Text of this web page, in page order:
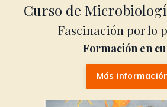
Curso de
Fascinación por lo
Formación en
Más